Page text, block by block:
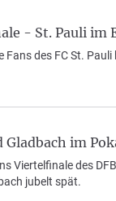
- St. Pauli im
Fans des FC St.
Gladbach im
Viertelfinale des
jubelt spät.